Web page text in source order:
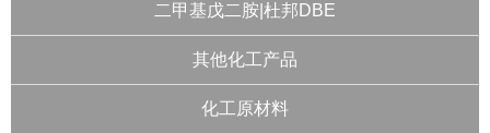
二甲基戊二胺|杜邦DBE
其他化工产品
化工原材料